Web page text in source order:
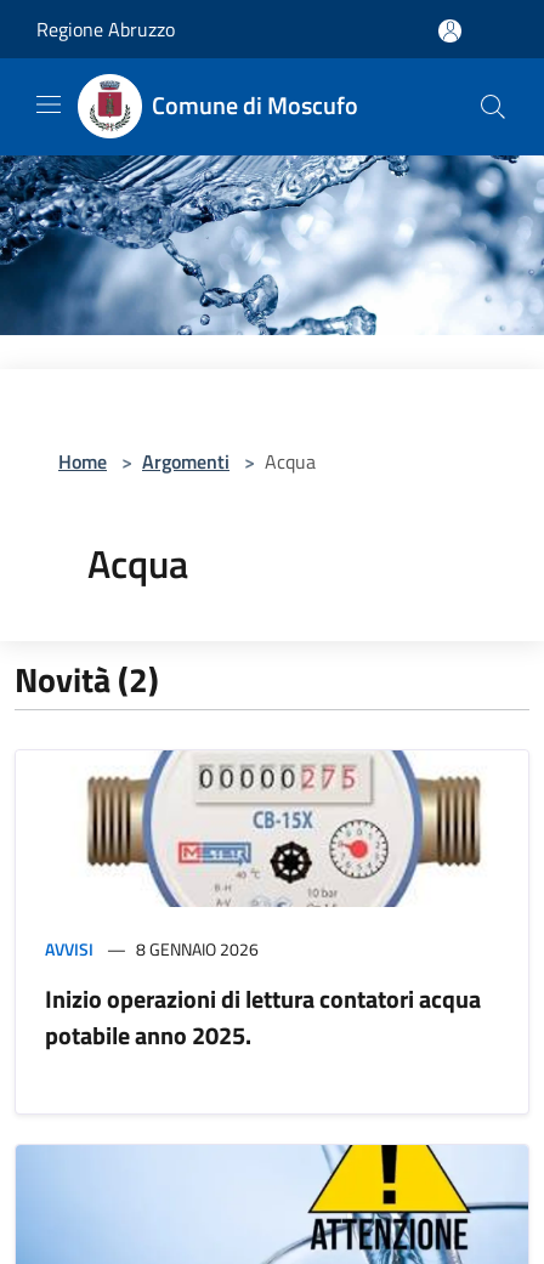
Regione Abruzzo
Comune di Moscufo
Home > Argomenti > Acqua
Acqua
Novità (2)
AVVISI 8 GENNAIO 2026
Inizio operazioni di lettura contatori acqua
potabile anno 2025.